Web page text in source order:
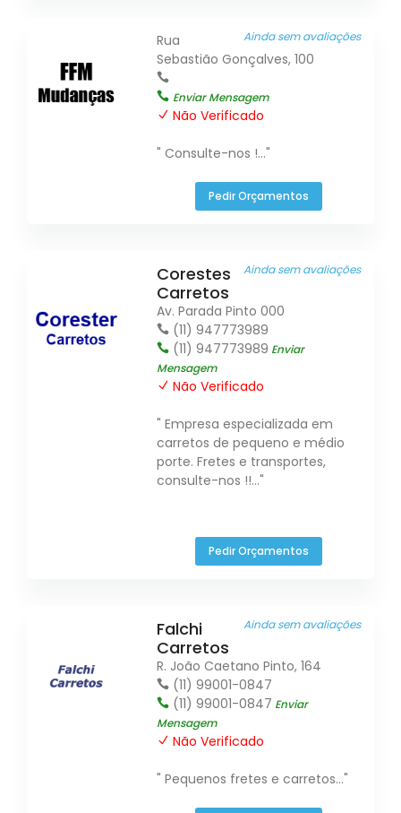
Ainda sem avaliações
Rua
Sebastião Gonçalves, 100
Enviar Mensagem
Não Verificado
" Consulte-nos !..."
Pedir Orçamentos
Ainda sem avaliações
Corestes
Carretos
Av. Parada Pinto 000
(11) 947773989
(11) 947773989 Enviar
Mensagem
Não Verificado
" Empresa especializada em
carretos de pequeno e médio
porte. Fretes e transportes,
consulte-nos !!..."
Pedir Orçamentos
Ainda sem avaliações
Falchi
Carretos
R. João Caetano Pinto, 164
(11) 99001-0847
(11) 99001-0847 Enviar
Mensagem
Não Verificado
" Pequenos fretes e carretos..."